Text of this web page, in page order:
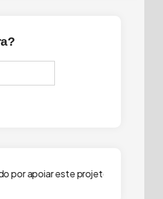
projeto independente!